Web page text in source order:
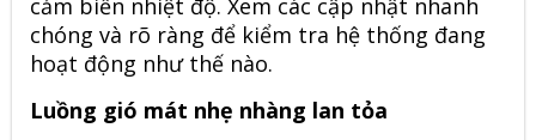
cảm biến nhiệt độ. Xem các cập nhật nhanh
chóng và rõ ràng để kiểm tra hệ thống đang
hoạt động như thế nào.
Luồng gió mát nhẹ nhàng lan tỏa